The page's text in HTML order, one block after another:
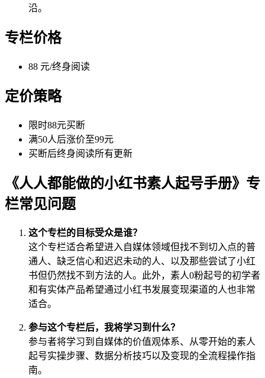
沿。
专栏价格
88 元/终身阅读
定价策略
限时88元买断
满50人后涨价至99元
买断后终身阅读所有更新
《人人都能做的小红书素人起号手册》专
栏常见问题
这个专栏的目标受众是谁？
这个专栏适合希望进入自媒体领域但找不到切入点的普
通人、缺乏信心和迟迟未动的人、以及那些尝试了小红
书但仍然找不到方法的人。此外，素人0粉起号的初学者
和有实体产品希望通过小红书发展变现渠道的人也非常
适合。
参与这个专栏后，我将学习到什么？
参与者将学习到自媒体的价值观体系、从零开始的素人
起号实操步骤、数据分析技巧以及变现的全流程操作指
南。